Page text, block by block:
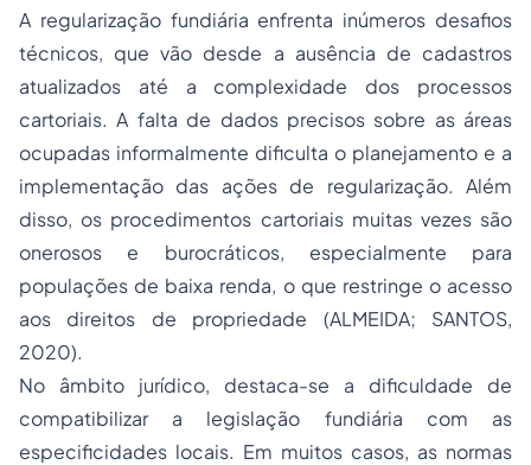
A regularização fundiária enfrenta inúmeros desafios
técnicos, que vão desde a ausência de cadastros
atualizados até a complexidade dos processos
cartoriais. A falta de dados precisos sobre as áreas
ocupadas informalmente dificulta o planejamento e a
implementação das ações de regularização. Além
disso, os procedimentos cartoriais muitas vezes são
onerosos e burocráticos, especialmente para
populações de baixa renda, o que restringe o acesso
aos direitos de propriedade (ALMEIDA; SANTOS,
2020).
No âmbito jurídico, destaca-se a dificuldade de
compatibilizar a legislação fundiária com as
especificidades locais. Em muitos casos, as normas